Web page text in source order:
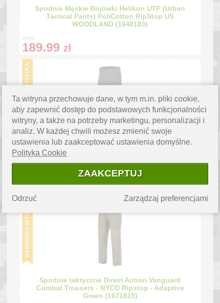
Spodnie Męskie Bojówki Helikon UTP (Urban
Tactical Pants) PoliCotton RipStop US
WOODLAND (1648183)
cena:
189.99 zł
Spodnie Taktyczne Helikon-Tex OTP
VersaStretch® – Outdoorowe, Elastyczne,
379.99zł
Spodnie taktyczne Direct Action Vanguard
Combat Trousers - NYCO Ripstop - Adaptive
Green (1671815)
Ta witryna przechowuje dane, w tym m.in. pliki cookie,
aby zapewnić dostęp do podstawowych funkcjonalności
witryny, a także na potrzeby marketingu, personalizacji i
analiz. W każdej chwili możesz zmienić swoje
ustawienia lub zaakceptować ustawienia domyślne.
Polityka Cookie
ZAAKCEPTUJ
Zarządzaj preferencjami
Odrzuć